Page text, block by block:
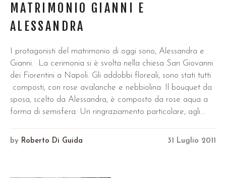
MATRIMONIO GIANNI E
ALESSANDRA
I protagonisti del matrimonio di oggi sono, Alessandra e
Gianni. La cerimonia si è svolta nella chiesa San Giovanni
dei Fiorentini a Napoli. Gli addobbi floreali, sono stati tutti
composti, con rose avalanche e nebbiolina. Il bouquet da
sposa, scelto da Alessandra, è composto da rose aqua a
forma di semisfera. Un ringraziamento particolare, agli...
31 Luglio 2011
by Roberto Di Guida